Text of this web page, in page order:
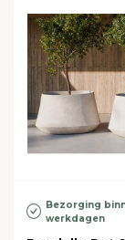
Bezorging
werkdagen